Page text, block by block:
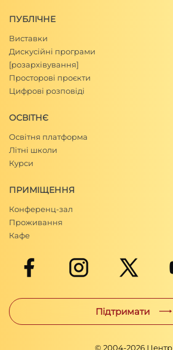
ПУБЛІЧНЕ
Виставки
Дискусійні програми
[розархівування]
Просторові проєкти
Цифрові розповіді
ОСВІТНЄ
Освітня платформа
Літні школи
Курси
ПРИМІЩЕННЯ
Конференц-зал
Проживання
Кафе
Підтримати
© 2004-2026 Центр